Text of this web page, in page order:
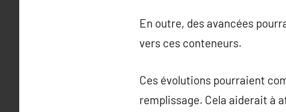
En outre, des avancées
vers ces conteneurs.
Ces évolutions pourraient
remplissage. Cela aiderait à